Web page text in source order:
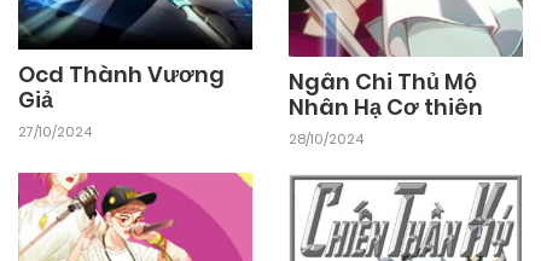
Chapter 34 03/11/2024
Chapter 33
Chapter 32 03/11/2024
Ocd Thành Vương
Giả
27/10/2024
Ngân Chi Thủ Mộ
Nhân Hạ Cơ thiên
28/10/2024